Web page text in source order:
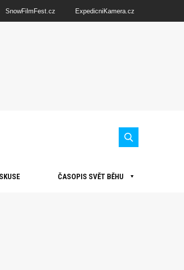
SnowFilmFest.cz ExpedicniKamera.cz
ČASOPIS SVĚT BĚHU